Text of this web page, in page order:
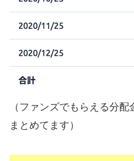
（ファンズでもらえる分
まとめてます）